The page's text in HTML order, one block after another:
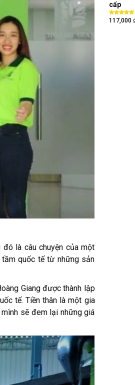
là câu chuyện của một
quốc tế từ những sản
Giang được thành lập
tế. Tiền thân là một gia
sẽ đem lại những giá
cấp
Được xếp
hạng5.005
117,000